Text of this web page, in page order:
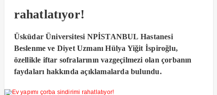
rahatlatıyor!
Üsküdar Üniversitesi NPİSTANBUL Hastanesi
Beslenme ve Diyet Uzmanı Hülya Yiğit İspiroğlu,
özellikle iftar sofralarının vazgeçilmezi olan çorbanın
faydaları hakkında açıklamalarda bulundu.